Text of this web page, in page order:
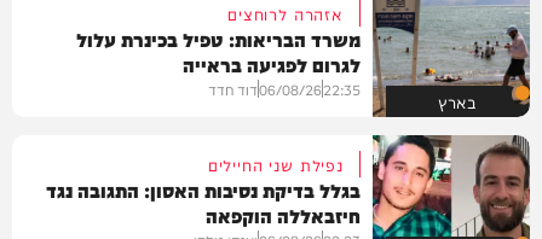
בארץ
אזהרה לרוחצים
משרד הבריאות: טפיל בכינרת עלול
לגרום לפגיעה בראייה
22:35
06/08/26דוד חדד
נפילת שני החיילים
בגלל בדיקת נסיבות האסון: התגובה נגד
חיזבאללה הוקפאה